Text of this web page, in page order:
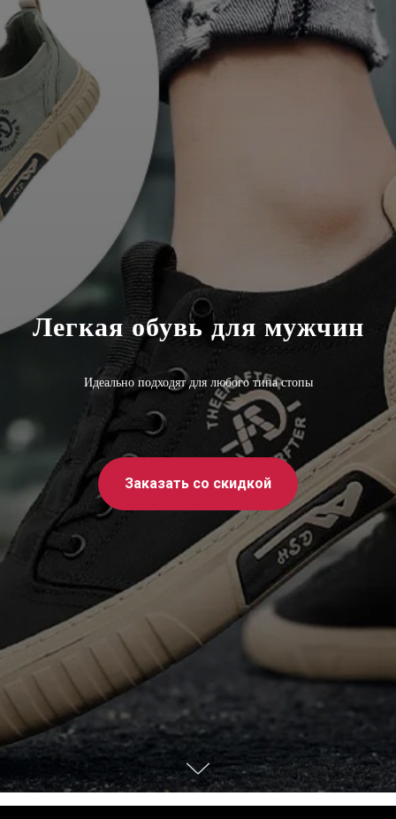
Легкая обувь для мужчин
Идеально подходят для любого типа стопы
Заказать со скидкой